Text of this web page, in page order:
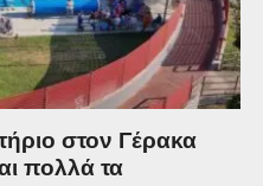
στον Γέρακα
πολλά τα